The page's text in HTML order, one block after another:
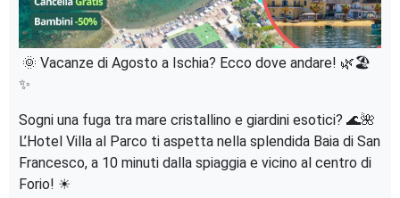
🌞 Vacanze di Agosto a Ischia? Ecco dove andare! 🌿🏖
✨
Sogni una fuga tra mare cristallino e giardini esotici? 🌊🌺
L’Hotel Villa al Parco ti aspetta nella splendida Baia di San
Francesco, a 10 minuti dalla spiaggia e vicino al centro di
Forio! ☀